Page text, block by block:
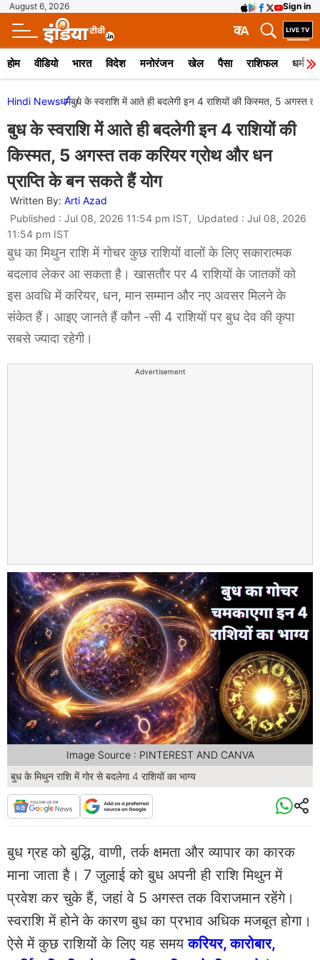
August 6, 2026 Sign in
A
क
होम वीडियो भारत विदेश मनोरंजन खेल पैसा राशिफल धर्म
Hindi Newsधर्मबुध के स्वराशि में आते ही बदलेगी इन 4 राशियों की किस्मत, 5 अगस्त
बुध के स्वराशि में आते ही बदलेगी इन 4 राशियों की
किस्मत, 5 अगस्त तक करियर ग्रोथ और धन
प्राप्ति के बन सकते हैं योग
Written By: Arti Azad
Published : Jul 08, 2026 11:54 pm IST, Updated : Jul 08, 2026
11:54 pm IST
बुध का मिथुन राशि में गोचर कुछ राशियों वालों के लिए सकारात्मक
बदलाव लेकर आ सकता है। खासतौर पर 4 राशियों के जातकों को
इस अवधि में करियर, धन, मान सम्मान और नए अवसर मिलने के
संकेत हैं। आइए जानते हैं कौन -सी 4 राशियों पर बुध देव की कृपा
सबसे ज्यादा रहेगी।
Advertisement
बुध के मिथुन राशि में गोर से बदलेगा 4 राशियों का भाग्य
Image Source : PINTEREST AND CANVA
बुध ग्रह को बुद्धि, वाणी, तर्क क्षमता और व्यापार का कारक
माना जाता है। 7 जुलाई को बुध अपनी ही राशि मिथुन में
प्रवेश कर चुके हैं, जहां वे 5 अगस्त तक विराजमान रहेंगे।
स्वराशि में होने के कारण बुध का प्रभाव अधिक मजबूत होगा।
ऐसे में कुछ राशियों के लिए यह समयकरियर, कारोबार,